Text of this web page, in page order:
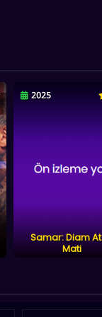
2025
Samar: Diam
Mati